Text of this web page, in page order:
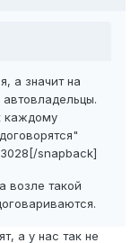
а значит на
каждому
snapback]
возле такой
а у нас так не